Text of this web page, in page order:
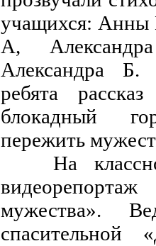
учащихся: Анны
А,
Александра Б.
ребята
блокадный
пережить
На
мужества».
спасительной